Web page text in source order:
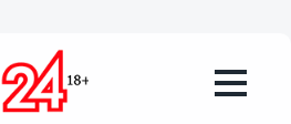
по продажам
у двух
подряд